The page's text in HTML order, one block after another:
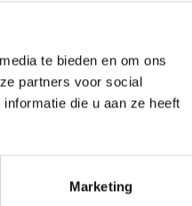
te bieden en om ons
partners voor social
die u aan ze heeft
Marketing
Kardinaal naar